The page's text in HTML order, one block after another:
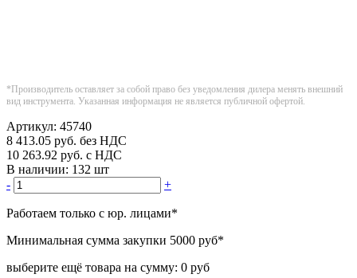
*Производитель оставляет за собой право без уведомления дилера менять внешний
вид инструмента. Указанная информация не является публичной офертой.
Артикул: 45740
8 413.05 руб. без НДС
10 263.92 руб. с НДС
В наличии: 132 шт
-
+
Работаем только с юр. лицами*
Минимальная сумма закупки 5000 руб*
выберите ещё товара на сумму: 0 руб